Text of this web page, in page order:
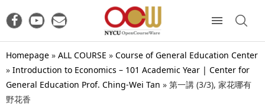
Homepage » ALL COURSE » Course of General Education Center
» Introduction to Economics – 101 Academic Year | Center for
General Education Prof. Ching-Wei Tan » 第一講 (3/3), 家花哪有
野花香